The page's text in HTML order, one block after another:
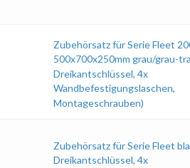
Zubehörsatz für Serie Fleet
500x700x250mm grau/grau-
Dreikantschlüssel, 4x
Wandbefestigungslaschen,
Montageschrauben)
Zubehörsatz für Serie Fleet
Dreikantschlüssel, 4x